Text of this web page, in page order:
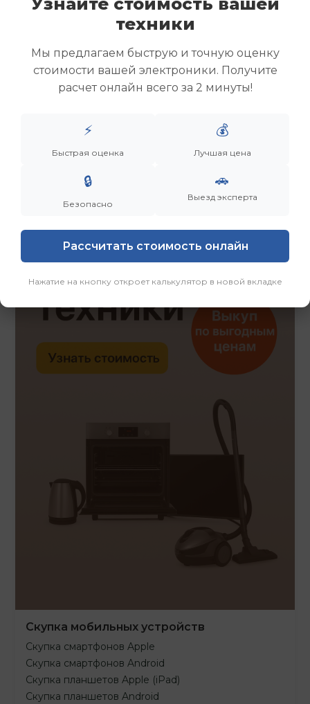
Скупка ноутбуков
Скупка ультрабуков
Скупка рабочих ноутбуков
Скупка старых ноутбуков (б/у)
Скупка внешних жестких дисков
Заказать Смотреть еще
Скупка мобильных устройств
Скупка смартфонов Apple
Скупка смартфонов Android
Скупка планшетов Apple (iPad)
Скупка планшетов Android
техники
Мы предлагаем быструю и точную оценку
стоимости вашей электроники. Получите
расчет онлайн всего за 2 минуты!
⚡
Быстрая оценка
💰
Лучшая цена
🔒
Безопасно
🚗
Выезд эксперта
Рассчитать стоимость онлайн
Нажатие на кнопку откроет калькулятор в новой вкладке